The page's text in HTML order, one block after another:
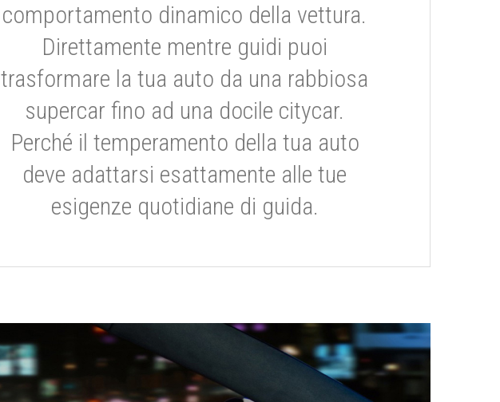
comportamento dinamico della vettura.
Direttamente mentre guidi puoi
trasformare la tua auto da una rabbiosa
supercar fino ad una docile citycar.
Perché il temperamento della tua auto
deve adattarsi esattamente alle tue
esigenze quotidiane di guida.